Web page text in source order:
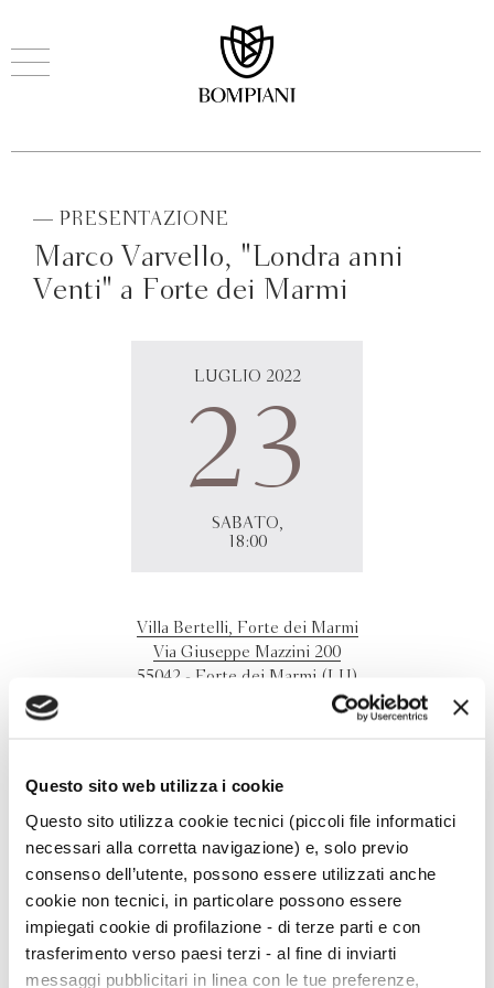
Questo sito web utilizza i cookie
Questo sito utilizza cookie tecnici (piccoli file informatici
necessari alla corretta navigazione) e, solo previo
consenso dell’utente, possono essere utilizzati anche
cookie non tecnici, in particolare possono essere
impiegati cookie di profilazione - di terze parti e con
trasferimento verso paesi terzi - al fine di inviarti
messaggi pubblicitari in linea con le tue preferenze,
— PRESENTAZIONE
Marco Varvello, "Londra anni
Venti" a Forte dei Marmi
LUGLIO 2022
23
SABATO,
18:00
Villa Bertelli, Forte dei Marmi
Via Giuseppe Mazzini 200
55042 - Forte dei Marmi (LU)
Marco Varvello presenta "Londra anni Venti" nel Giadino